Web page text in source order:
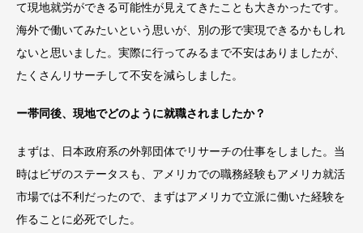
て現地就労ができる可能性が見えてきたことも大きかったです。
海外で働いてみたいという思いが、別の形で実現できるかもしれ
ないと思いました。実際に行ってみるまで不安はありましたが、
たくさんリサーチして不安を減らしました。
ー帯同後、現地でどのように就職されましたか？
まずは、日本政府系の外郭団体でリサーチの仕事をしました。当
時はビザのステータスも、アメリカでの職務経験もアメリカ就活
市場では不利だったので、まずはアメリカで立派に働いた経験を
作ることに必死でした。